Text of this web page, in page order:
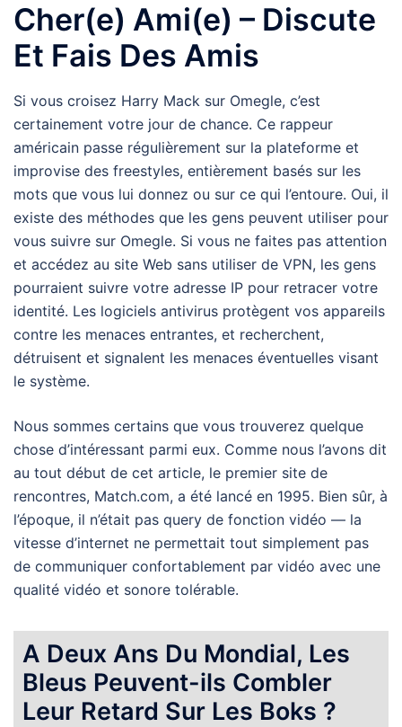
Cher(e) Ami(e) – Discute
Et Fais Des Amis
Si vous croisez Harry Mack sur Omegle, c’est
certainement votre jour de chance. Ce rappeur
américain passe régulièrement sur la plateforme et
improvise des freestyles, entièrement basés sur les
mots que vous lui donnez ou sur ce qui l’entoure. Oui, il
existe des méthodes que les gens peuvent utiliser pour
vous suivre sur Omegle. Si vous ne faites pas attention
et accédez au site Web sans utiliser de VPN, les gens
pourraient suivre votre adresse IP pour retracer votre
identité. Les logiciels antivirus protègent vos appareils
contre les menaces entrantes, et recherchent,
détruisent et signalent les menaces éventuelles visant
le système.
Nous sommes certains que vous trouverez quelque
chose d’intéressant parmi eux. Comme nous l’avons dit
au tout début de cet article, le premier site de
rencontres, Match.com, a été lancé en 1995. Bien sûr, à
l’époque, il n’était pas query de fonction vidéo — la
vitesse d’internet ne permettait tout simplement pas
de communiquer confortablement par vidéo avec une
qualité vidéo et sonore tolérable.
A Deux Ans Du Mondial, Les
Bleus Peuvent-ils Combler
Leur Retard Sur Les Boks ?